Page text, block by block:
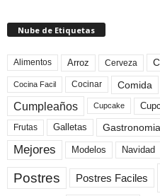
Nube de Etiquetas
Alimentos Arroz Cerveza
Cocina Facil Cocinar Comida
Cumpleaños Cupcake
Frutas Galletas Gastronomia
Mejores Modelos Navidad
Postres Postres Faciles